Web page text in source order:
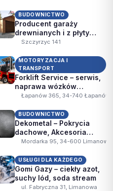
BUDOWNICTWO
Producent garaży
drewnianych i z płyty
warstwowej – AMIGO
Szczyrzyc 141
MOTORYZACJA I
TRANSPORT
Forklift Service – serwis,
naprawa wózków
widłowych Hiab, Moffett,
Raciechowice, Łapanów
Łapanów 365, 34-740 Łapanów
BUDOWNICTWO
Dekometal – Pokrycia
dachowe, Akcesoria
dekarskie, Malowanie
Mordarka 95, 34-600 Limanowa
USŁUGI DLA KAŻDEGO
Gomi Gazy – ciekły azot,
suchy lód, soda stream
ul. Fabryczna 31, Limanowa